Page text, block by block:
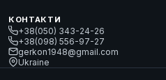
КОНТАКТИ
+38(050) 343-24-26
+38(098) 556-97-27
gerkon1948@gmail.com
Ukraine